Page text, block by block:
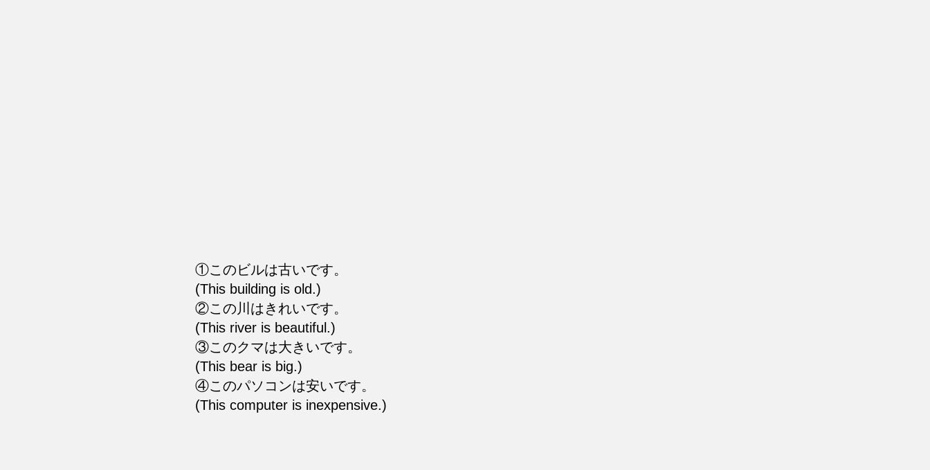
①このビルは古いです。
(This building is old.)
②この川はきれいです。
(This river is beautiful.)
③このクマは大きいです。
(This bear is big.)
④このパソコンは安いです。
(This computer is inexpensive.)